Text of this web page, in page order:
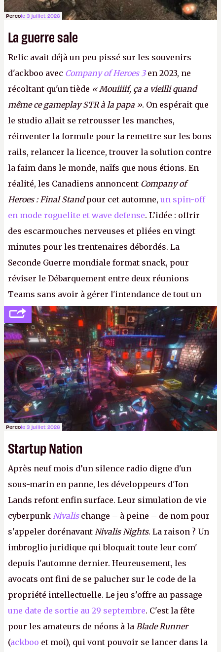
Percole 3 juillet 2026
La guerre sale
Relic avait déjà un peu pissé sur les souvenirs
d'ackboo avec Company of Heroes 3en 2023, ne
récoltant qu'un tiède « Mouiiiif, ça a vieilli quand
même ce gameplay STR à la papa ». On espérait que
le studio allait se retrousser les manches,
réinventer la formule pour la remettre sur les bons
rails, relancer la licence, trouver la solution contre
la faim dans le monde, naïfs que nous étions. En
réalité, les Canadiens annoncent Company of
Heroes : Final Standpour cet automne, un spin-off
en mode roguelite et wave defense. L’idée : offrir
des escarmouches nerveuses et pliées en vingt
minutes pour les trentenaires débordés. La
Seconde Guerre mondiale format snack, pour
réviser le Débarquement entre deux réunions
Teams sans avoir à gérer l'intendance de tout un
continent. Pauvre ackboo, après avoir uriné sur ses
bottes, Relic vient donc de déféquer dans son
casque.P.
Percole 3 juillet 2026
Startup Nation
Après neuf mois d’un silence radio digne d'un
sous-marin en panne, les développeurs d'Ion
Lands refont enfin surface. Leur simulation de vie
cyberpunk Nivalis change – à peine – de nom pour
s'appeler dorénavant Nivalis Nights. La raison ? Un
imbroglio juridique qui bloquait toute leur com'
depuis l'automne dernier. Heureusement, les
avocats ont fini de se palucher sur le code de la
propriété intellectuelle. Le jeu s'offre au passage
une date de sortie au 29 septembre. C'est la fête
pour les amateurs de néons à la Blade Runner
(ackboo et moi), qui vont pouvoir se lancer dans la